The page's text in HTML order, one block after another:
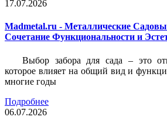
17.07.2026
Madmetal.ru - Металлические
Сочетание Функциональности и
Выбор забора для сада – это
которое влияет на общий вид и
многие годы
Подробнее
06.07.2026